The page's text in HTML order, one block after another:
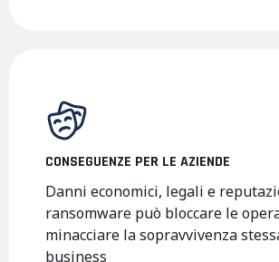
CONSEGUENZE PER LE AZIENDE
Danni economici, legali e
ransomware può bloccare le
minacciare la sopravvivenza
business